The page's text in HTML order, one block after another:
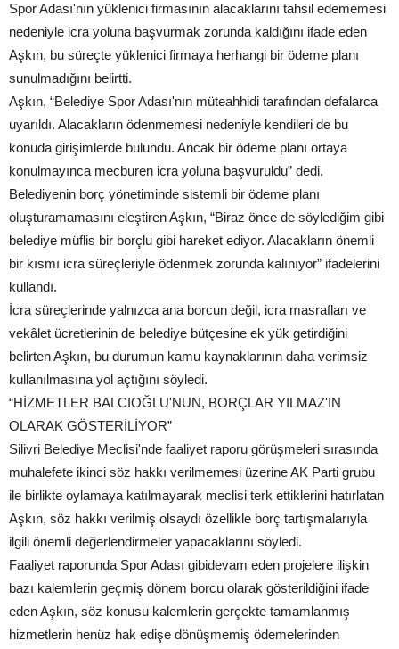
Spor Adası'nın yüklenici firmasının alacaklarını tahsil edememesi
nedeniyle icra yoluna başvurmak zorunda kaldığını ifade eden
Aşkın, bu süreçte yüklenici firmaya herhangi bir ödeme planı
sunulmadığını belirtti.
Aşkın, “Belediye Spor Adası'nın müteahhidi tarafından defalarca
uyarıldı. Alacakların ödenmemesi nedeniyle kendileri de bu
konuda girişimlerde bulundu. Ancak bir ödeme planı ortaya
konulmayınca mecburen icra yoluna başvuruldu” dedi.
Belediyenin borç yönetiminde sistemli bir ödeme planı
oluşturamamasını eleştiren Aşkın, “Biraz önce de söylediğim gibi
belediye müflis bir borçlu gibi hareket ediyor. Alacakların önemli
bir kısmı icra süreçleriyle ödenmek zorunda kalınıyor” ifadelerini
kullandı.
İcra süreçlerinde yalnızca ana borcun değil, icra masrafları ve
vekâlet ücretlerinin de belediye bütçesine ek yük getirdiğini
belirten Aşkın, bu durumun kamu kaynaklarının daha verimsiz
kullanılmasına yol açtığını söyledi.
“HİZMETLER BALCIOĞLU'NUN, BORÇLAR YILMAZ'IN
OLARAK GÖSTERİLİYOR”
Silivri Belediye Meclisi'nde faaliyet raporu görüşmeleri sırasında
muhalefete ikinci söz hakkı verilmemesi üzerine AK Parti grubu
ile birlikte oylamaya katılmayarak meclisi terk ettiklerini hatırlatan
Aşkın, söz hakkı verilmiş olsaydı özellikle borç tartışmalarıyla
ilgili önemli değerlendirmeler yapacaklarını söyledi.
Faaliyet raporunda Spor Adası gibidevam eden projelere ilişkin
bazı kalemlerin geçmiş dönem borcu olarak gösterildiğini ifade
eden Aşkın, söz konusu kalemlerin gerçekte tamamlanmış
hizmetlerin henüz hak edişe dönüşmemiş ödemelerinden